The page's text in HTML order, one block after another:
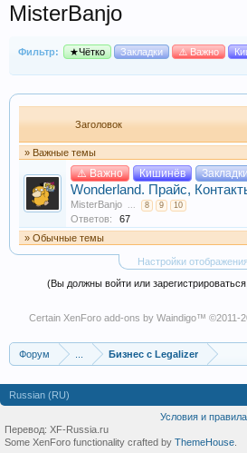
MisterBanjo
Фильтр: ★Чётко Закладки ⚠️ Важно
Заголовок
» Важные темы
⚠️ Важно Кишинёв
Wonderland. Прайс,
MisterBanjo ... 8 9 10
Ответов: 67
» Обычные темы
Настройки
(Вы должны войти или
Certain XenForo add-ons by Waindigo™ ©2011-
Форум Бизнес с Legalizer
Russian (RU)
Условия и правила
Перевод: XF-Russia.ru
Some XenForo functionality crafted by ThemeHouse